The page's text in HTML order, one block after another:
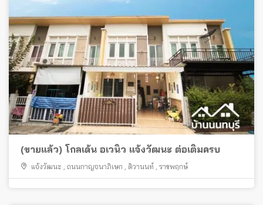
(ขายแล้ว) โกลเด้น อเวนิว แจ้งวัฒนะ ต่อเติมครบ
แจ้งวัฒนะ , ถนนกาญจนาภิเษก , ติวานนท์ , ราชพฤกษ์